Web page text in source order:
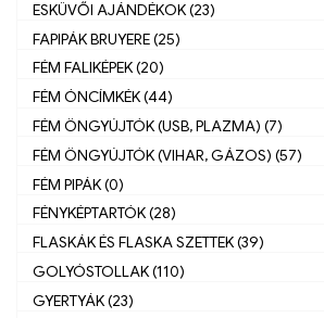
ESKÜVŐI AJÁNDÉKOK (23)
FAPIPÁK BRUYERE (25)
FÉM FALIKÉPEK (20)
FÉM ÓNCÍMKÉK (44)
FÉM ÖNGYÚJTÓK (USB, PLAZMA) (7)
FÉM ÖNGYÚJTÓK (VIHAR, GÁZOS) (57)
FÉM PIPÁK (0)
FÉNYKÉPTARTÓK (28)
FLASKÁK ÉS FLASKA SZETTEK (39)
GOLYÓSTOLLAK (110)
GYERTYÁK (23)